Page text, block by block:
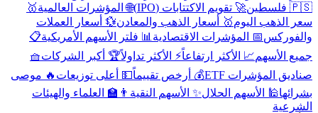
🇵🇸 فلسطين
🚀 تقويم الاكتتابات (IPO) 🌐 المؤشرات العالمية🥇
سعر الذهب اليوم🥇 أسعار الذهب والمعادن💱 أسعار العملات
والفوركس📅 المؤشرات الاقتصادية 📊 فلتر الأسهم الأمريكية📋
جميع الأسهم📈 الأكثر ارتفاعاً⚡ الأكثر تداولاً🏆 أكبر الشركات🧺
صناديق المؤشرات ETF
💰 أرخص تقييماً💵 أعلى توزيعات 🔥 موصى
بشرائها🕌 الأسهم الحلال✨ الأسهم النقية 👨‍🏫 العلماء والهيئات
الشرعية